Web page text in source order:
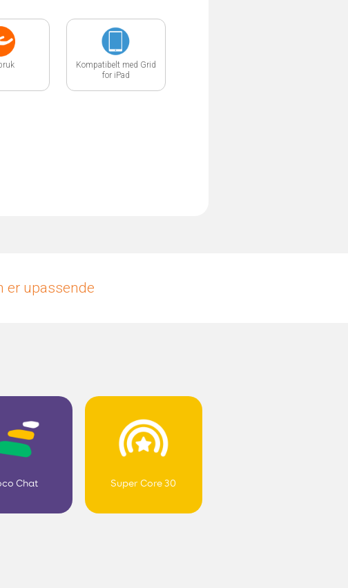
Kompatibelt med Grid
for iPad
er upassende
Chat Super Core 30